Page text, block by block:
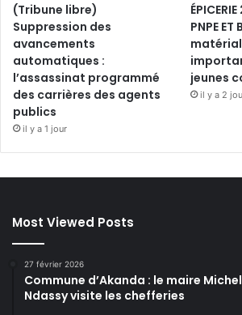
(Tribune libre)
Suppression des
avancements
automatiques :
l’assassinat programmé
des carrières des agents
publics
il y a 1 jour
PNPE ET
jeunes
il y a 2
Most Viewed Posts
27 février 2026
Commune d’Akanda : le maire
Ndassy visite les chefferies